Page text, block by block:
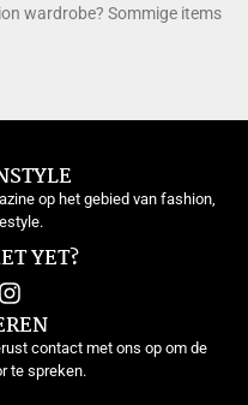
wardrobe? Sommige items
op het gebied van fashion,
YET?
contact met ons op om de
te spreken.